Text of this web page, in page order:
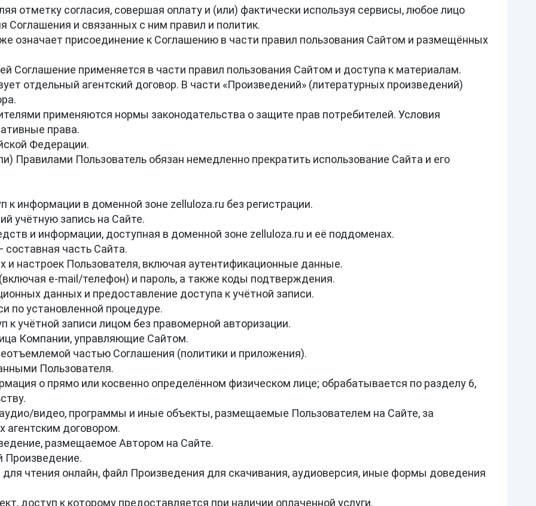
отметку согласия, совершая оплату и (или) фактически используя сервисы, любое лицо
Соглашения и связанных с ним правил и политик.
означает присоединение к Соглашению в части правил пользования Сайтом и размещённых
Соглашение применяется в части правил пользования Сайтом и доступа к материалам.
отдельный агентский договор. В части «Произведений» (литературных произведений)
применяются нормы законодательства о защите прав потребителей. Условия
права.
Федерации.
Правилами Пользователь обязан немедленно прекратить использование Сайта и его
к информации в доменной зоне zelluloza.ru без регистрации.
учётную запись на Сайте.
и информации, доступная в доменной зоне zelluloza.ru и её поддоменах.
составная часть Сайта.
и настроек Пользователя, включая аутентификационные данные.
e‑mail/телефон) и пароль, а также коды подтверждения.
данных и предоставление доступа к учётной записи.
по установленной процедуре.
к учётной записи лицом без правомерной авторизации.
Компании, управляющие Сайтом.
частью Соглашения (политики и приложения).
Пользователя.
о прямо или косвенно определённом физическом лице; обрабатывается по разделу 6,
аудио/видео, программы и иные объекты, размещаемые Пользователем на Сайте, за
агентским договором.
размещаемое Автором на Сайте.
Произведение.
чтения онлайн, файл Произведения для скачивания, аудиоверсия, иные формы доведения
доступ к которому предоставляется при наличии оплаченной услуги.